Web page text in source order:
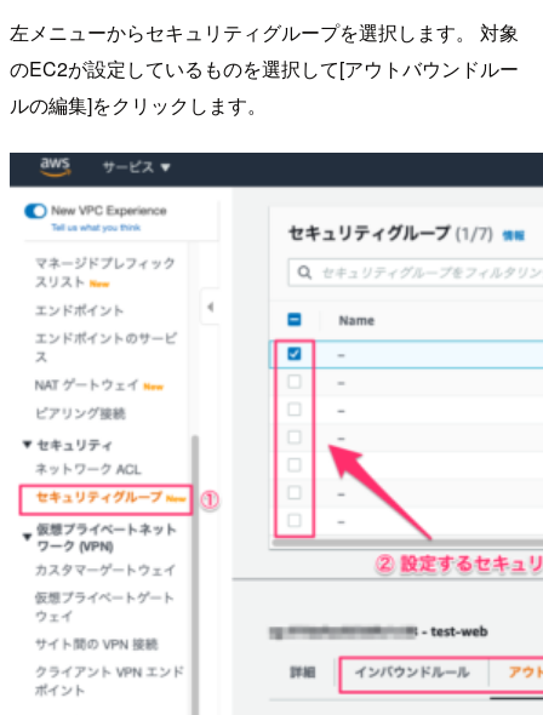
左メニューからセキュリティグループを選択します。 対象
のEC2が設定しているものを選択して[アウトバウンドルー
ルの編集]をクリックします。